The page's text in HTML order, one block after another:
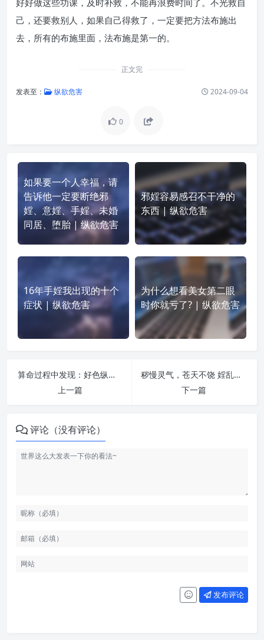
好好做这些功课，及时补救，不能再浪费时间了。不光救自
己，还要救别人，如果自己得救了，一定要把方法布施出
去，所有的布施里面，法布施是第一的。
正文完
发表至： 纵欲危害 2024-09-04
0
如果要一个人幸福，请
告诉他一定要断绝邪
婬、意婬、手婬、未婚
同居、堕胎 | 纵欲危害
邪婬容易感召不干净的
东西 | 纵欲危害
16年手婬我出现的十个
症状 | 纵欲危害
为什么想看美女第二眼
时你就亏了? | 纵欲危害
算命过程中发现：好色纵欲邪婬的真实危害！ | 纵欲危害
上一篇
秽慢灵气，苍天不饶 婬乱者身上常见的8种怪象 | 纵欲危害
下一篇
评论（没有评论）
发布评论